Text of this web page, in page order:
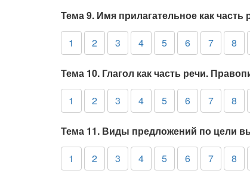
Тема 9. Имя прилагательное как часть
1 2 3 4 5 6 7 8
Тема 10. Глагол как часть речи.
1 2 3 4 5 6 7 8
Тема 11. Виды предложений по цели
1 2 3 4 5 6 7 8